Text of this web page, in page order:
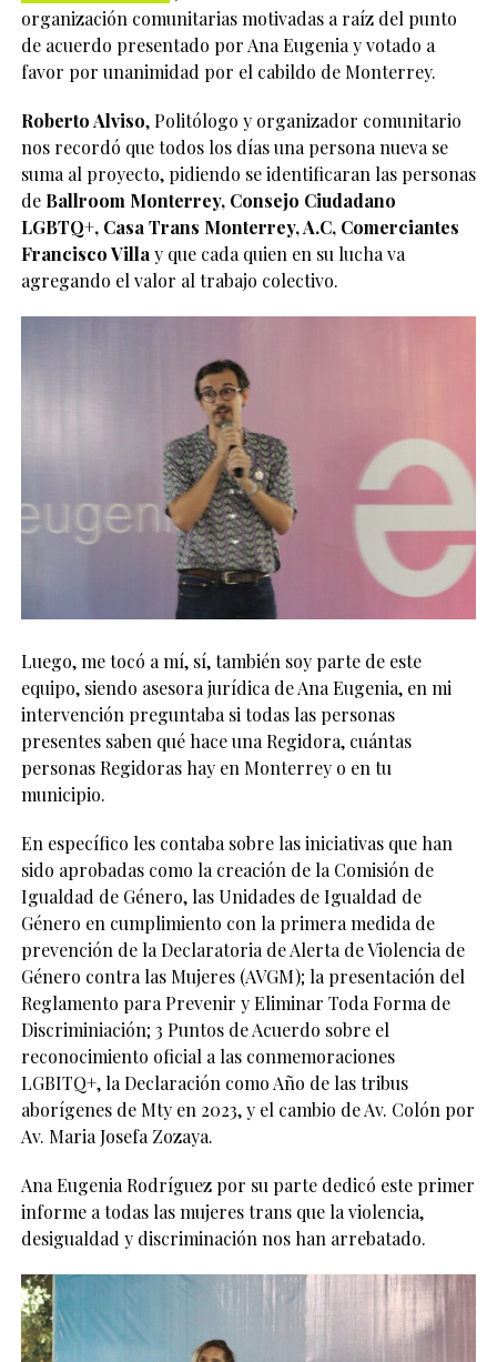
organización comunitarias motivadas a raíz del punto
de acuerdo presentado por Ana Eugenia y votado a
favor por unanimidad por el cabildo de Monterrey.
Roberto Alviso, Politólogo y organizador comunitario
nos recordó que todos los días una persona nueva se
suma al proyecto, pidiendo se identificaran las personas
de Ballroom Monterrey, Consejo Ciudadano
LGBTQ+, Casa Trans Monterrey, A.C, Comerciantes
Francisco Villa y que cada quien en su lucha va
agregando el valor al trabajo colectivo.
Luego, me tocó a mí, sí, también soy parte de este
equipo, siendo asesora jurídica de Ana Eugenia, en mi
intervención preguntaba si todas las personas
presentes saben qué hace una Regidora, cuántas
personas Regidoras hay en Monterrey o en tu
municipio.
En específico les contaba sobre las iniciativas que han
sido aprobadas como la creación de la Comisión de
Igualdad de Género, las Unidades de Igualdad de
Género en cumplimiento con la primera medida de
prevención de la Declaratoria de Alerta de Violencia de
Género contra las Mujeres (AVGM); la presentación del
Reglamento para Prevenir y Eliminar Toda Forma de
Discriminiación; 3 Puntos de Acuerdo sobre el
reconocimiento oficial a las conmemoraciones
LGBITQ+, la Declaración como Año de las tribus
aborígenes de Mty en 2023, y el cambio de Av. Colón por
Av. Maria Josefa Zozaya.
Ana Eugenia Rodríguez por su parte dedicó este primer
informe a todas las mujeres trans que la violencia,
desigualdad y discriminación nos han arrebatado.